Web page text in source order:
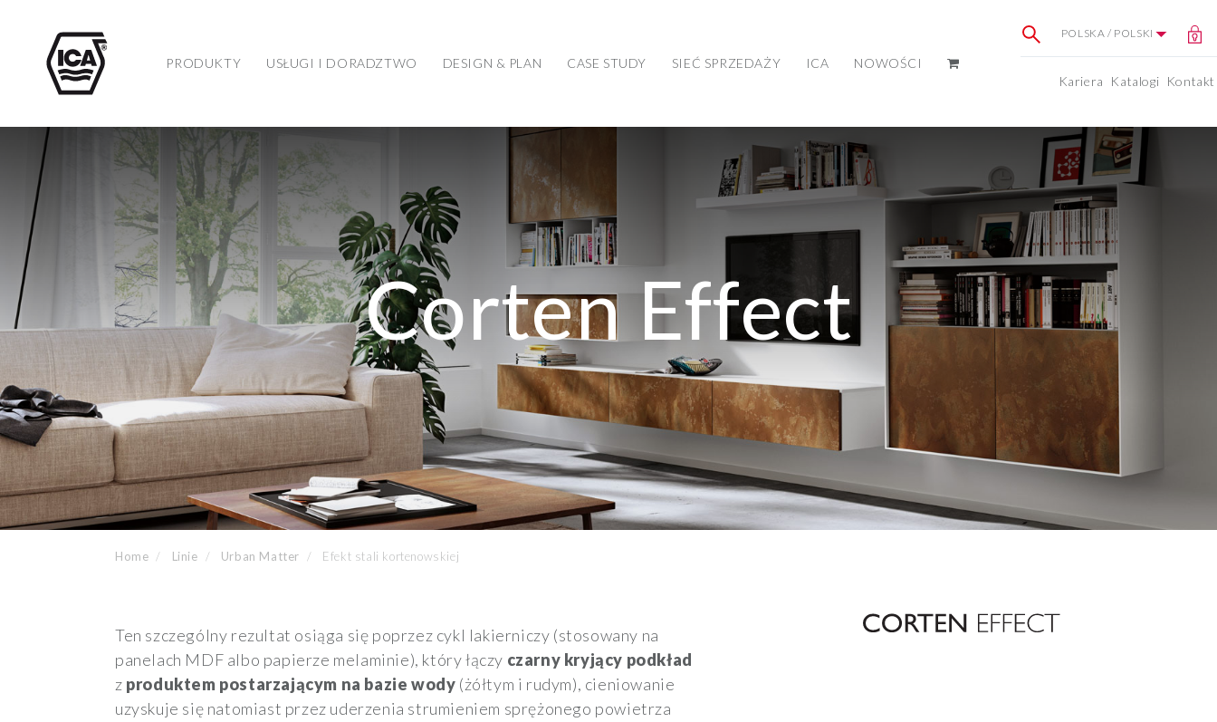
PRODUKTY USŁUGI I DORADZTWO DESIGN & PLAN CASE STUDY SIEĆ SPRZEDAŻY ICA NOWOŚCI
POLSKA / POLSKI
Kariera Katalogi Kontakt
Corten Effect
Home Linie Urban Matter Efekt stali kortenowskiej
Ten szczególny rezultat osiąga się poprzez cykl lakierniczy (stosowany na
panelach MDF albo papierze melaminie), który łączy czarny kryjący podkład
z produktem postarzającym na bazie wody (żółtym i rudym), cieniowanie
uzyskuje się natomiast przez uderzenia strumieniem sprężonego powietrza